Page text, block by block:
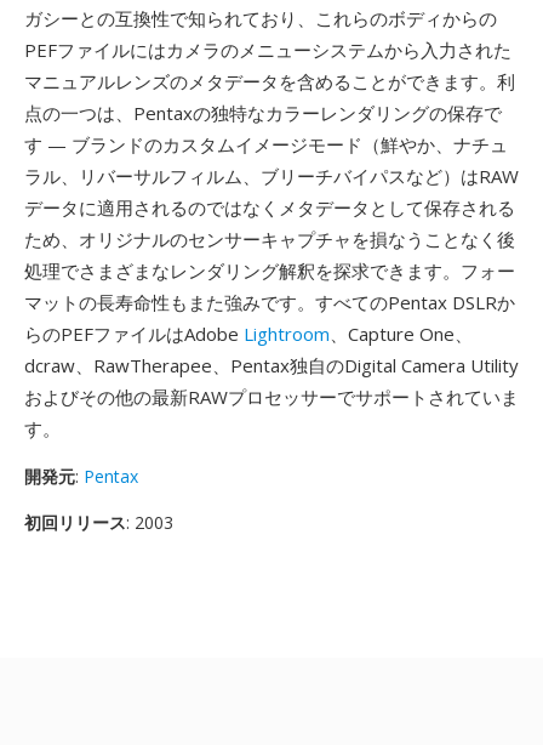
ガシーとの互換性で知られており、これらのボディからの
PEFファイルにはカメラのメニューシステムから入力された
マニュアルレンズのメタデータを含めることができます。利
点の一つは、Pentaxの独特なカラーレンダリングの保存で
す — ブランドのカスタムイメージモード（鮮やか、ナチュ
ラル、リバーサルフィルム、ブリーチバイパスなど）はRAW
データに適用されるのではなくメタデータとして保存される
ため、オリジナルのセンサーキャプチャを損なうことなく後
処理でさまざまなレンダリング解釈を探求できます。フォー
マットの長寿命性もまた強みです。すべてのPentax DSLRか
らのPEFファイルはAdobe Lightroom、Capture One、
dcraw、RawTherapee、Pentax独自のDigital Camera Utility
およびその他の最新RAWプロセッサーでサポートされていま
す。
開発元: Pentax
初回リリース: 2003